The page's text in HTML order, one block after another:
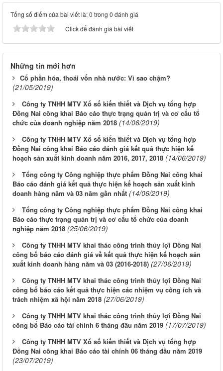
Tổng số điểm của bài viết là: 0 trong 0 đánh giá
Click để đánh giá bài viết
Những tin mới hơn
​Cổ phần hóa, thoái vốn nhà nước: Vì sao chậm?
(21/05/2019)
Công ty TNHH MTV Xổ số kiến thiết và Dịch vụ tổng hợp
Đồng Nai công khai Báo cáo thực trạng quản trị và cơ cấu tổ
chức của doanh nghiệp năm 2018 (14/06/2019)
Công ty TNHH MTV Xổ số kiến thiết và Dịch vụ tổng hợp
Đồng Nai công khai Báo cáo đánh giá kết quả thực hiện kế
hoạch sản xuất kinh doanh năm 2016, 2017, 2018 (14/06/2019)
Tổng công ty Công nghiệp thực phẩm Đồng Nai công khai
Báo cáo đánh giá kết quả thực hiện kế hoạch sản xuất kinh
doanh hàng năm và 03 năm gần nhất (14/06/2019)
Tổng công ty Công nghiệp thực phẩm Đồng Nai công khai
Báo cáo thực trạng quản trị và cơ cấu tổ chức của doanh
nghiệp năm 2018 (25/06/2019)
Công ty TNHH MTV khai thác công trình thủy lợi Đồng Nai
công bố báo cáo đánh giá về kết quả thực hiện kế hoạch sản
xuất kinh doanh hàng năm và 03 (2016-2018) (27/06/2019)
Công ty TNHH MTV khai thác công trình thủy lợi Đồng Nai
công bố báo cáo kết quả thực hiện các nhiệm vụ công ích và
trách nhiệm xã hội năm 2018 (27/06/2019)
Công ty TNHH MTV khai thác công trình thủy lợi Đồng Nai
công bố Báo cáo tài chính 6 tháng đầu năm 2019 (17/07/2019)
Công ty TNHH MTV Xổ số kiến thiết và Dịch vụ tổng hợp
Đồng Nai công khai Báo cáo tài chính 06 tháng đầu năm 2019
(23/07/2019)